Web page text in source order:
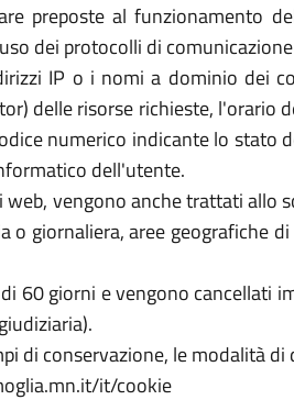
preposte al funzionamento
dei protocolli di
IP o i nomi a dominio dei
delle risorse richieste,
numerico indicante lo stato
dell'utente.
web, vengono anche trattati
giornaliera, aree geografiche
60 giorni e vengono cancellati
di conservazione, le modalità
it/cookie